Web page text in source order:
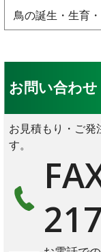
鳥の誕生・生育
お問い合わせ
お見積もり・ご発
す。